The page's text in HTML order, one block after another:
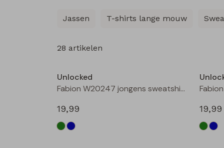
T-shirts lange mouw
Jassen
28 artikelen
Unlocked
Fabion W20247 jongens sweatshirt Groen licht
19,99
19,99